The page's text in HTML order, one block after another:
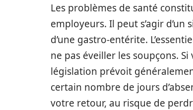
Les problèmes de santé
employeurs. Il peut s’agir
d’une gastro-entérite.
ne pas éveiller les soupçons.
législation prévoit
certain nombre de jours
votre retour, au risque de